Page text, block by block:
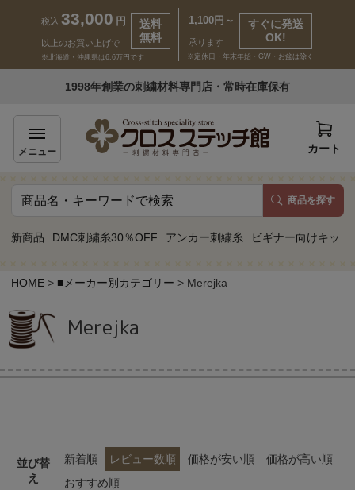
税込 33,000 円
以上のお買い上げで
送料
無料
※北海道・沖縄県は6.6万円です
1,100円～
承ります
すぐに発送
OK!
※定休日・年末年始・GW・お盆は除く
1998年創業の刺繍材料専門店・常時在庫保有
メニュー カート
商品を探す
新商品 DMC刺繍糸30％OFF アンカー刺繍糸 ビギナー向けキット
いらっしゃいませ ゲスト 様
商品一覧
取り扱いブランドから探す
よくあるご質問
HOME ■メーカー別カテゴリー Merejka
Merejka
並び替
え
新着順 レビュー数順 価格が安い順
価格が高い順
おすすめ順